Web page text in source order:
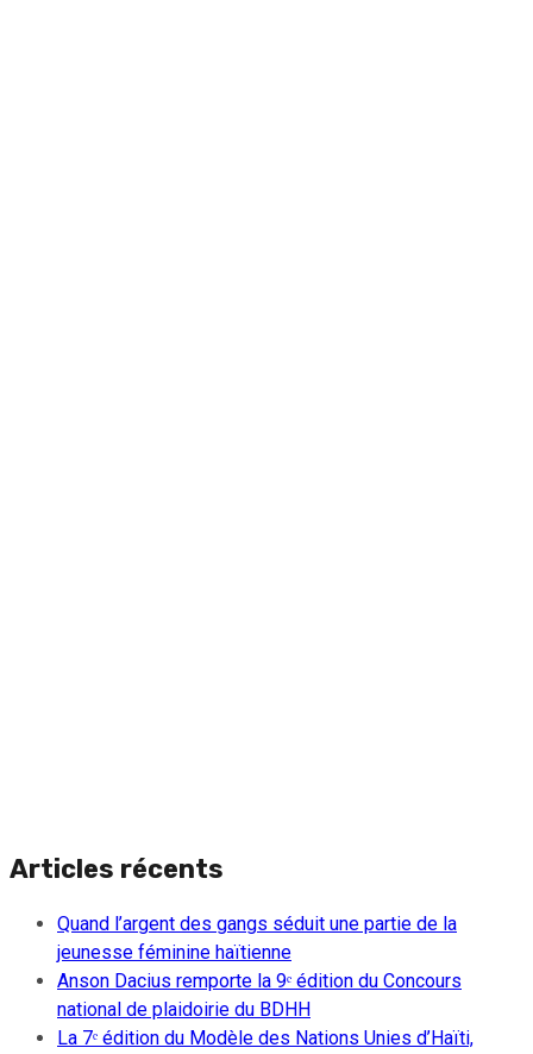
Articles récents
Quand l’argent des gangs séduit une partie de la
jeunesse féminine haïtienne
Anson Dacius remporte la 9ᵉ édition du Concours
national de plaidoirie du BDHH
La 7ᵉ édition du Modèle des Nations Unies d’Haïti,